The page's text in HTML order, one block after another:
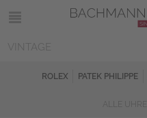
ROLEX PATEK PHILIPPE